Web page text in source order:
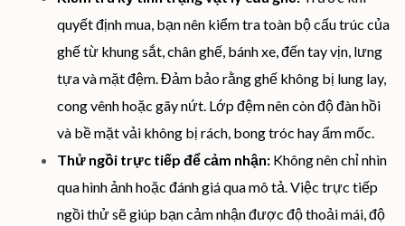
quyết định mua, bạn nên kiểm tra toàn bộ cấu trúc của
ghế từ khung sắt, chân ghế, bánh xe, đến tay vịn, lưng
tựa và mặt đệm. Đảm bảo rằng ghế không bị lung lay,
cong vênh hoặc gãy nứt. Lớp đệm nên còn độ đàn hồi
và bề mặt vải không bị rách, bong tróc hay ẩm mốc.
Thử ngồi trực tiếp để cảm nhận: Không nên chỉ nhìn
qua hình ảnh hoặc đánh giá qua mô tả. Việc trực tiếp
ngồi thử sẽ giúp bạn cảm nhận được độ thoải mái, độ